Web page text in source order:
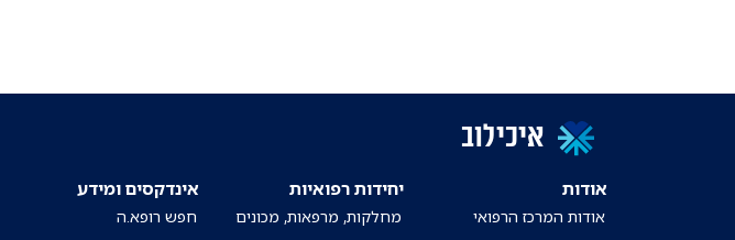
איכילוב
אודות
אודות המרכז הרפואי
יחידות רפואיות
מחלקות, מרפאות, מכונים
אינדקסים ומידע
חפש רופא.ה